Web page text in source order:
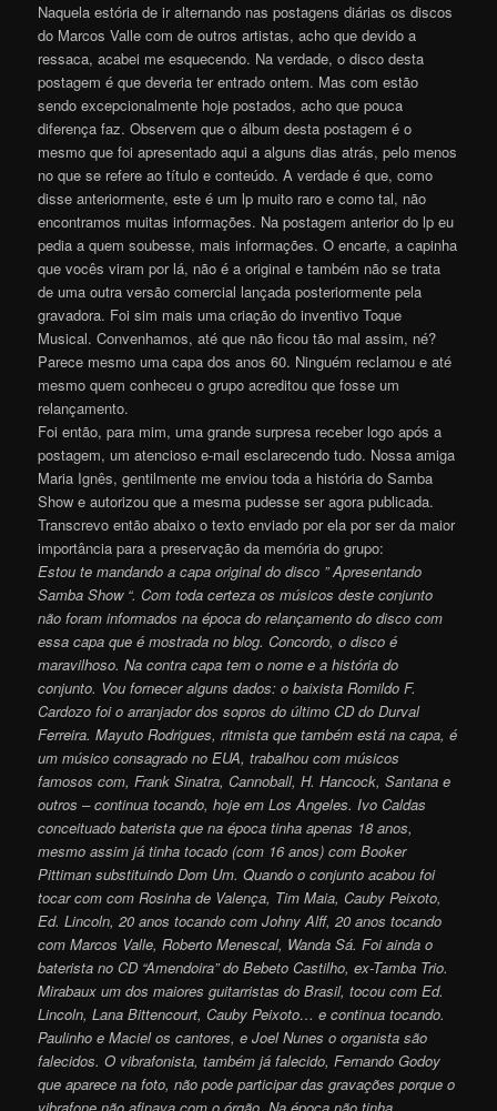
Naquela estória de ir alternando nas postagens diárias os discos
do Marcos Valle com de outros artistas, acho que devido a
ressaca, acabei me esquecendo. Na verdade, o disco desta
postagem é que deveria ter entrado ontem. Mas com estão
sendo excepcionalmente hoje postados, acho que pouca
diferença faz. Observem que o álbum desta postagem é o
mesmo que foi apresentado aqui a alguns dias atrás, pelo menos
no que se refere ao título e conteúdo. A verdade é que, como
disse anteriormente, este é um lp muito raro e como tal, não
encontramos muitas informações. Na postagem anterior do lp eu
pedia a quem soubesse, mais informações. O encarte, a capinha
que vocês viram por lá, não é a original e também não se trata
de uma outra versão comercial lançada posteriormente pela
gravadora. Foi sim mais uma criação do inventivo Toque
Musical. Convenhamos, até que não ficou tão mal assim, né?
Parece mesmo uma capa dos anos 60. Ninguém reclamou e até
mesmo quem conheceu o grupo acreditou que fosse um
relançamento.
Foi então, para mim, uma grande surpresa receber logo após a
postagem, um atencioso e-mail esclarecendo tudo. Nossa amiga
Maria Ignês, gentilmente me enviou toda a história do Samba
Show e autorizou que a mesma pudesse ser agora publicada.
Transcrevo então abaixo o texto enviado por ela por ser da maior
importância para a preservação da memória do grupo:
Estou te mandando a capa original do disco ” Apresentando
Samba Show “. Com toda certeza os músicos deste conjunto
não foram informados na época do relançamento do disco com
essa capa que é mostrada no blog. Concordo, o disco é
maravilhoso. Na contra capa tem o nome e a história do
conjunto. Vou fornecer alguns dados: o baixista Romildo F.
Cardozo foi o arranjador dos sopros do último CD do Durval
Ferreira. Mayuto Rodrigues, ritmista que também está na capa, é
um músico consagrado no EUA, trabalhou com músicos
famosos com, Frank Sinatra, Cannoball, H. Hancock, Santana e
outros – continua tocando, hoje em Los Angeles. Ivo Caldas
conceituado baterista que na época tinha apenas 18 anos,
mesmo assim já tinha tocado (com 16 anos) com Booker
Pittiman substituindo Dom Um. Quando o conjunto acabou foi
tocar com com Rosinha de Valença, Tim Maia, Cauby Peixoto,
Ed. Lincoln, 20 anos tocando com Johny Alff, 20 anos tocando
com Marcos Valle, Roberto Menescal, Wanda Sá. Foi ainda o
baterista no CD “Amendoira” do Bebeto Castilho, ex-Tamba Trio.
Mirabaux um dos maiores guitarristas do Brasil, tocou com Ed.
Lincoln, Lana Bittencourt, Cauby Peixoto… e continua tocando.
Paulinho e Maciel os cantores, e Joel Nunes o organista são
falecidos. O vibrafonista, também já falecido, Fernando Godoy
que aparece na foto, não pode participar das gravações porque o